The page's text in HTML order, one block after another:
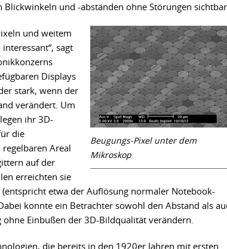
Blickwinkeln und -abständen ohne Störungen
Beugungs-Pixel unter dem
Mikroskop
und weitem
sagt
Displays
stark, wenn der
verändert. Um
ihr 3D-
die
Areal
auf der
erreichten sie
etwa der Auflösung normaler Notebook-
konnte ein Betrachter sowohl den Abstand als
Einbußen der 3D-Bildqualität verändern.
die bereits in den 1920er Jahren mit ersten